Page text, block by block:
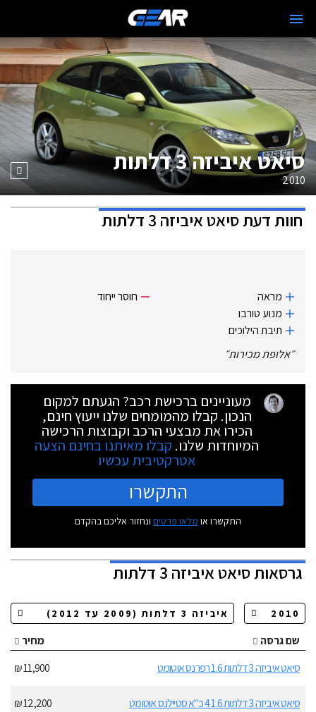
סיאט איביזה 3 דלתות
2010
חוות דעתסיאט איביזה 3 דלתות
מראה
מנוע ‏טורבו
תיבת ‏הילוכים
חוסר ייחוד
״אלופת מכירות״
מעוניינים ברכישת רכב? הגעתם למקום
הנכון. קבלו מהמומחים שלנו ייעוץ חינם,
הכירו את מבצעי הרכב וקבוצות הרכישה
המיוחדות שלנו. קבלו מאיתנו בחינם הצעה
אטרקטיבית עכשיו
התקשרו
התקשרו או מלאו פרטים ונחזור אליכם בהקדם
גרסאותסיאט איביזה 3 דלתות
שם גרסה
מחיר
סיאט איביזה 3 דלתות 1.6 רפרנס אוטומט
11,900 ₪
סיאט איביזה 3 דלתות 1.6 4 כ"א סטיילנס אוטומט 12,200 ₪